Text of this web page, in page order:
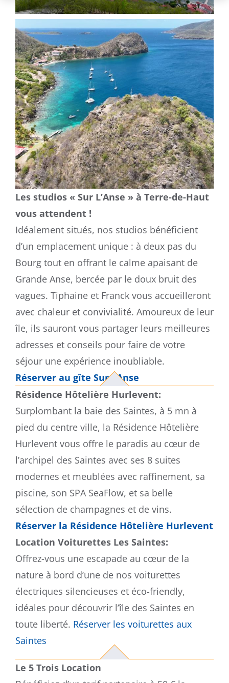
Les studios « Sur L’Anse » à Terre-de-Haut
vous attendent !
Idéalement situés, nos studios bénéficient
d’un emplacement unique : à deux pas du
Bourg tout en offrant le calme apaisant de
Grande Anse, bercée par le doux bruit des
vagues. Tiphaine et Franck vous accueilleront
avec chaleur et convivialité. Amoureux de leur
île, ils sauront vous partager leurs meilleures
adresses et conseils pour faire de votre
séjour une expérience inoubliable.
Réserver au gîte Sur l’Anse
Résidence Hôtelière Hurlevent:
Surplombant la baie des Saintes, à 5 mn à
pied du centre ville, la Résidence Hôtelière
Hurlevent vous offre le paradis au cœur de
l’archipel des Saintes avec ses 8 suites
modernes et meublées avec raffinement, sa
piscine, son SPA SeaFlow, et sa belle
sélection de champagnes et de vins.
Réserver la Résidence Hôtelière Hurlevent
Location Voiturettes Les Saintes:
Offrez-vous une escapade au cœur de la
nature à bord d’une de nos voiturettes
électriques silencieuses et éco-friendly,
idéales pour découvrir l’île des Saintes en
toute liberté. Réserver les voiturettes aux
Saintes
Le 5 Trois Location